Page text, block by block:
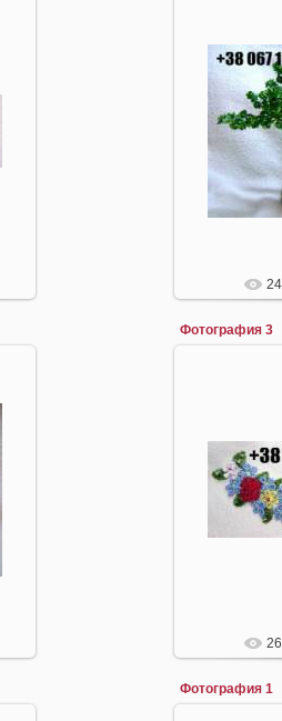
Фотография 3
Фотография 1